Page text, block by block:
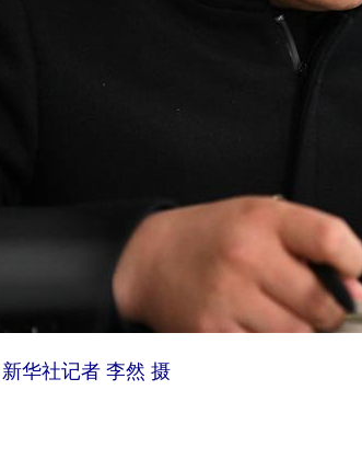
华社记者 李然 摄